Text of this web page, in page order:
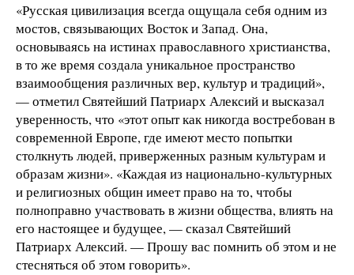
«Русская цивилизация всегда ощущала себя одним из
мостов, связывающих Восток и Запад. Она,
основываясь на истинах православного христианства,
в то же время создала уникальное пространство
взаимообщения различных вер, культур и традиций»,
— отметил Святейший Патриарх Алексий и высказал
уверенность, что «этот опыт как никогда востребован в
современной Европе, где имеют место попытки
столкнуть людей, приверженных разным культурам и
образам жизни». «Каждая из национально-культурных
и религиозных общин имеет право на то, чтобы
полноправно участвовать в жизни общества, влиять на
его настоящее и будущее, — сказал Святейший
Патриарх Алексий. — Прошу вас помнить об этом и не
стесняться об этом говорить».